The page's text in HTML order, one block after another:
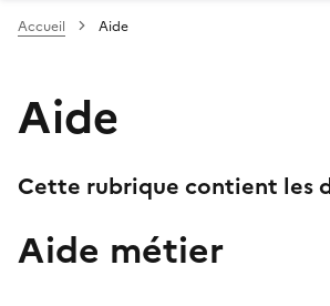
Accueil Aide
Aide
Cette rubrique contient les
Aide métier